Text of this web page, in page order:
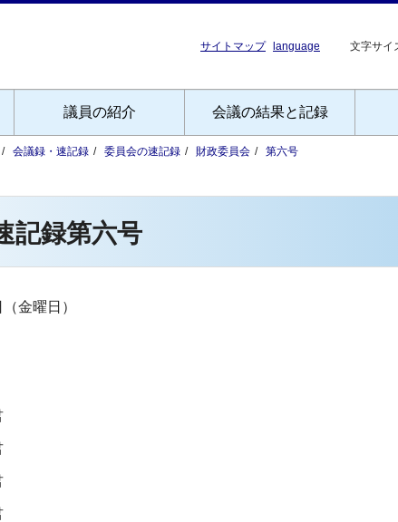
サイトマップ language 文字サイ
議員の紹介 会議の結果と記録
会議録・速記録 委員会の速記録 財政委員会 第六号
記録第六号
金曜日）